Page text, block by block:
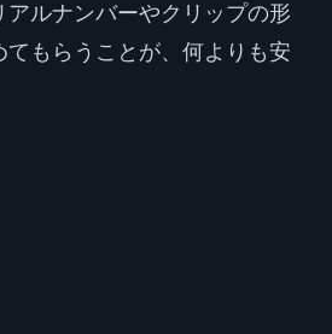
アルナンバーやクリップの形
もらうことが、何よりも安